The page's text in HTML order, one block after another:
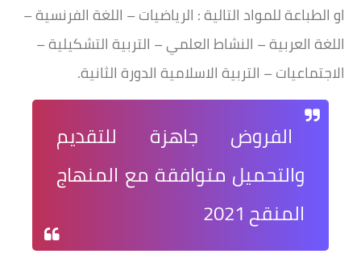
او الطباعة للمواد التالية : الرياضيات – اللغة الفرنسية –
اللغة العربية – النشاط العلمي – التربية التشكيلية –
الاجتماعيات – التربية الاسلامية الدورة الثانية.
الفروض جاهزة للتقديم
والتحميل متوافقة مع المنهاج
المنقح 2021